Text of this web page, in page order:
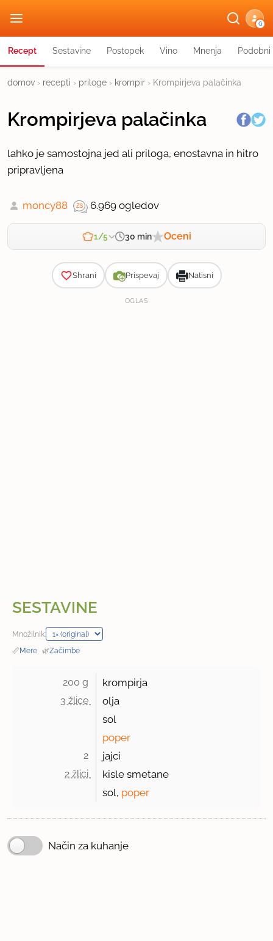
G
Recept Sestavine Postopek Vino Mnenja
domov › recepti › priloge › krompir › Krompirjeva palačinka
Krompirjeva palačinka
lahko je samostojna jed ali priloga, enostavna in hitro
pripravljena
moncy88 6.969 ogledov
1/5 30 min Oceni
Shrani Prispevaj Natisni
OGLAS
SESTAVINE
Množilnik:
📏Mere · 🌿Začimbe
200 g krompirja
3 žlice
olja
sol
poper
2 jajci
2 žlici
kisle smetane
sol, poper
Način za kuhanje